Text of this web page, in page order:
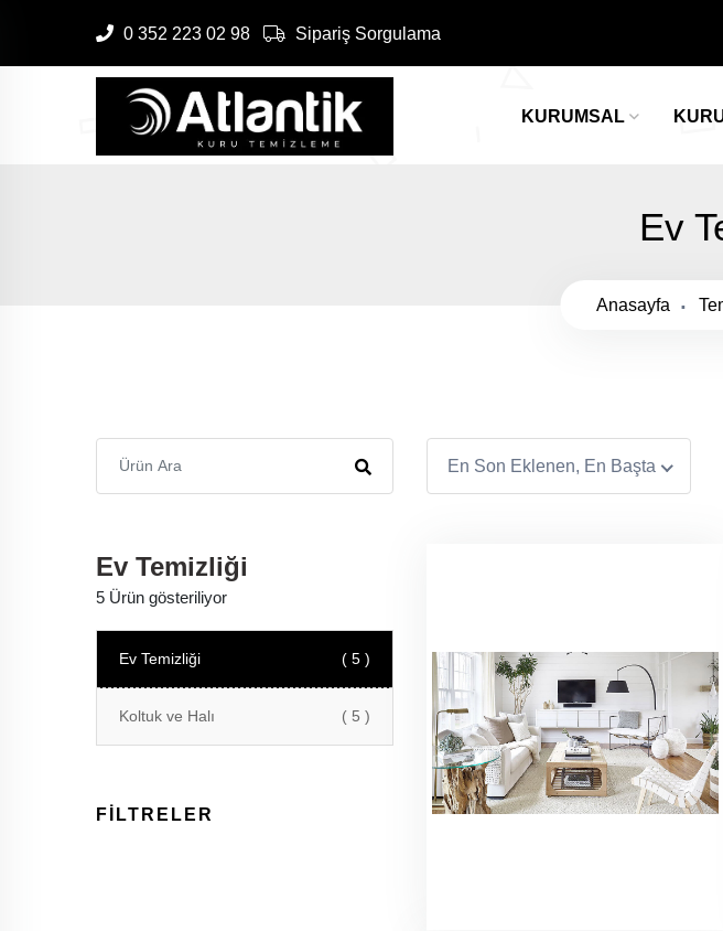
0 352 223 02 98 Sipariş Sorgulama
KURUMSAL
Ev
Anasayfa
Ev Temizliği
5 Ürün gösteriliyor
Ev Temizliği ( 5 )
Koltuk ve Halı ( 5 )
FİLTRELER
En Son Eklenen, En Başta